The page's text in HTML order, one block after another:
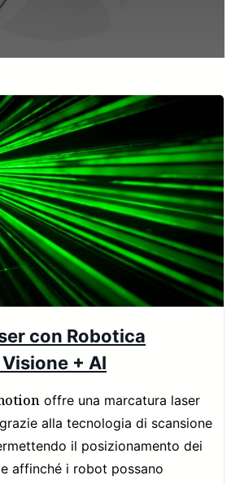
con Robotica
+ AI
offre una marcatura laser
alla tecnologia di scansione
il posizionamento dei
affinché i robot possano